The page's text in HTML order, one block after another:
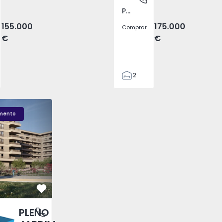
155.000
€
Pego, Abrantes
Comprar
175.000
€
2
JARDIM - 3
Porto
Favorito
PLENO